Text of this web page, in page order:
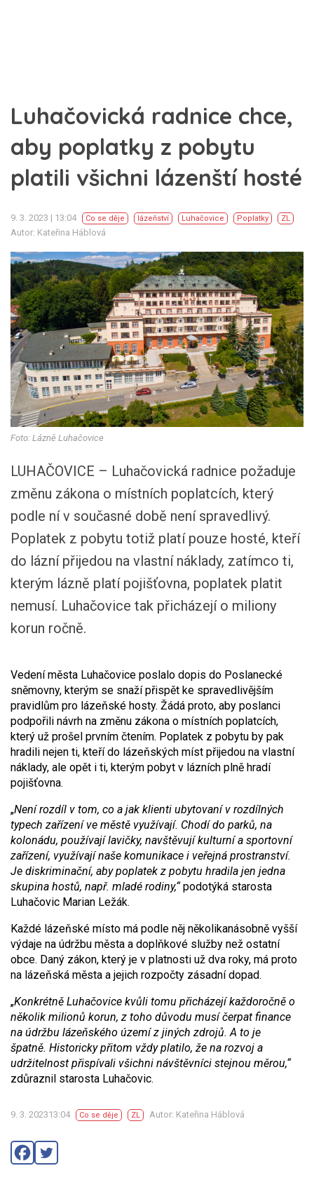
Luhačovická radnice chce,
aby poplatky z pobytu
platili všichni lázenští hosté
9. 3. 2023 | 13:04 Co se děje lázeňství Luhačovice Poplatky ZL
Autor: Kateřina Háblová
Foto: Lázně Luhačovice
LUHAČOVICE – Luhačovická radnice požaduje
změnu zákona o místních poplatcích, který
podle ní v současné době není spravedlivý.
Poplatek z pobytu totiž platí pouze hosté, kteří
do lázní přijedou na vlastní náklady, zatímco ti,
kterým lázně platí pojišťovna, poplatek platit
nemusí. Luhačovice tak přicházejí o miliony
korun ročně.
Vedení města Luhačovice poslalo dopis do Poslanecké
sněmovny, kterým se snaží přispět ke spravedlivějším
pravidlům pro lázeňské hosty. Žádá proto, aby poslanci
podpořili návrh na změnu zákona o místních poplatcích,
který už prošel prvním čtením. Poplatek z pobytu by pak
hradili nejen ti, kteří do lázeňských míst přijedou na vlastní
náklady, ale opět i ti, kterým pobyt v lázních plně hradí
pojišťovna.
„Není rozdíl v tom, co a jak klienti ubytovaní v rozdílných
typech zařízení ve městě využívají. Chodí do parků, na
kolonádu, používají lavičky, navštěvují kulturní a sportovní
zařízení, využívají naše komunikace i veřejná prostranství.
Je diskriminační, aby poplatek z pobytu hradila jen jedna
skupina hostů, např. mladé rodiny,“podotýká starosta
Luhačovic Marian Ležák.
Každé lázeňské místo má podle něj několikanásobně vyšší
výdaje na údržbu města a doplňkové služby než ostatní
obce. Daný zákon, který je v platnosti už dva roky, má proto
na lázeňská města a jejich rozpočty zásadní dopad.
„Konkrétně Luhačovice kvůli tomu přicházejí každoročně o
několik milionů korun, z toho důvodu musí čerpat finance
na údržbu lázeňského území z jiných zdrojů. A to je
špatně. Historicky přitom vždy platilo, že na rozvoj a
udržitelnost přispívali všichni návštěvníci stejnou měrou,“
zdůraznil starosta Luhačovic.
9. 3. 202313:04 Co se děje ZL Autor: Kateřina Háblová